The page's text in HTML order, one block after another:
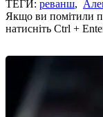
ТЕГИ: реванш,
Якщо ви помітили
натисніть Ctrl +